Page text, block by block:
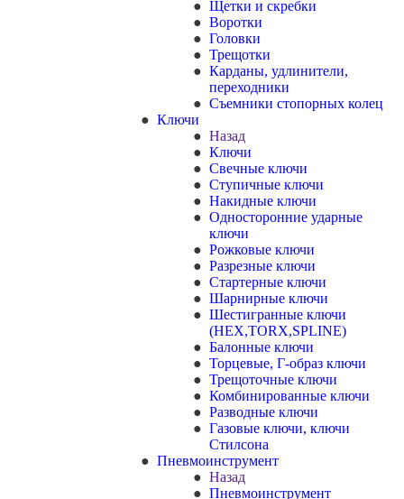
Щетки и скребки
Воротки
Головки
Трещотки
Карданы, удлинители,
переходники
Съемники стопорных колец
Ключи
Назад
Ключи
Свечные ключи
Ступичные ключи
Накидные ключи
Односторонние ударные
ключи
Рожковые ключи
Разрезные ключи
Стартерные ключи
Шарнирные ключи
Шестигранные ключи
(HEX,TORX,SPLINE)
Балонные ключи
Торцевые, Г-образ ключи
Трещоточные ключи
Комбинированные ключи
Разводные ключи
Газовые ключи, ключи
Стилсона
Пневмоинструмент
Назад
Пневмоинструмент